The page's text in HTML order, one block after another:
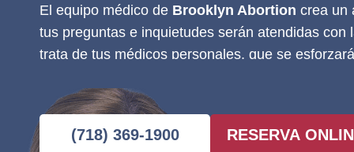
El equipo médico de Brooklyn Abortion crea un
tus preguntas e inquietudes serán atendidas con
trata de tus médicos personales, que se
farsi y francés. Se ofrecen citas durante el día,
que se pueden reservar de forma discreta a
mayoría de los seguros, incluidos Medicaid y las
(718) 369-1900 RESERVA